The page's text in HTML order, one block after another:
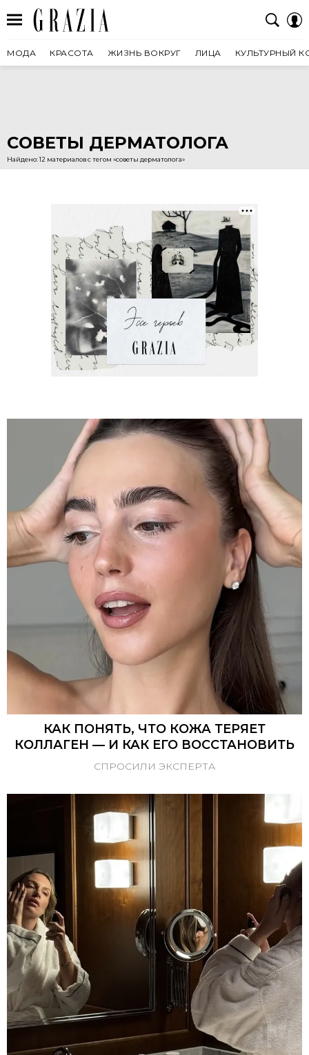
МОДА КРАСОТА ЖИЗНЬ ВОКРУГ ЛИЦА КУЛЬТУРНЫЙ
СОВЕТЫ ДЕРМАТОЛОГА
Найдено: 12 материалов с тегом «советы дерматолога»
КАК ПОНЯТЬ, ЧТО КОЖА ТЕРЯЕТ
КОЛЛАГЕН — И КАК ЕГО ВОССТАНОВИТЬ
СПРОСИЛИ ЭКСПЕРТА